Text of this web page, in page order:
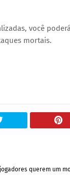
você
mortais.
querem um